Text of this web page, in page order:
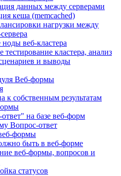
данных между серверами
кеша (memcached)
нагрузки между
веб-кластера
тестирование кластера, анализ
и выводы
Веб-формы
к собственным результатам
на базе веб-форм
Вопрос-ответ
формы
быть в веб-форме
веб-формы, вопросов и
статусов